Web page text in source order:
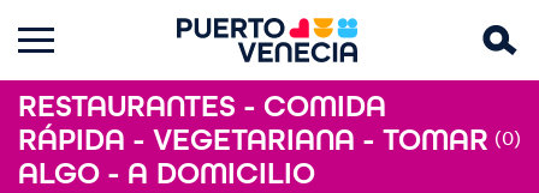
RESTAURANTES - COMIDA
RÁPIDA - VEGETARIANA - TOMAR
ALGO - A DOMICILIO
(0)